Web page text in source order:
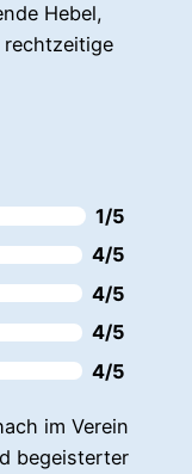
Hebel,
1/5
4/5
4/5
4/5
4/5
im Verein
begeisterter